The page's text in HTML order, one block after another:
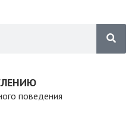
поведения